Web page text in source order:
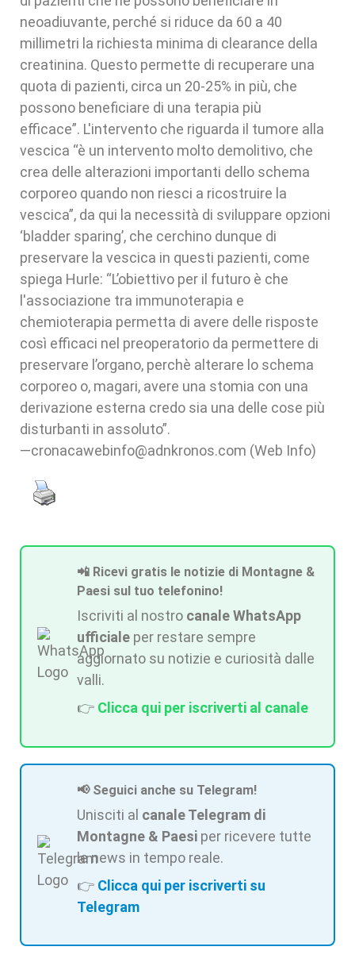
neoadiuvante, perché si riduce da 60 a 40
millimetri la richiesta minima di clearance della
creatinina. Questo permette di recuperare una
quota di pazienti, circa un 20-25% in più, che
possono beneficiare di una terapia più
efficace”. L'intervento che riguarda il tumore alla
vescica “è un intervento molto demolitivo, che
crea delle alterazioni importanti dello schema
corporeo quando non riesci a ricostruire la
vescica”, da qui la necessità di sviluppare opzioni
‘bladder sparing’, che cerchino dunque di
preservare la vescica in questi pazienti, come
spiega Hurle: “L’obiettivo per il futuro è che
l'associazione tra immunoterapia e
chemioterapia permetta di avere delle risposte
così efficaci nel preoperatorio da permettere di
preservare l’organo, perchè alterare lo schema
corporeo o, magari, avere una stomia con una
derivazione esterna credo sia una delle cose più
disturbanti in assoluto”.
—cronacawebinfo@adnkronos.com (Web Info)
📲 Ricevi gratis le notizie di Montagne &
Paesi sul tuo telefonino!
Iscriviti al nostro canale WhatsApp
ufficiale per restare sempre
aggiornato su notizie e curiosità dalle
valli.
👉 Clicca qui per iscriverti al canale
📢 Seguici anche su Telegram!
Unisciti al canale Telegram di
Montagne & Paesi per ricevere tutte
le news in tempo reale.
👉 Clicca qui per iscriverti su
Telegram